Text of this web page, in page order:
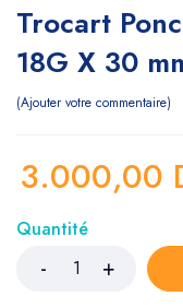
Trocart
18G X 30
Ajouter votre commentaire
3.000,00
Quantité